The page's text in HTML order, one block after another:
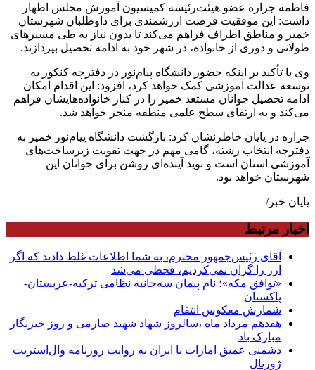
فاطمه جراره عضو هیئت‌رئیسه کمیسیون آموزش مجلس اظهار
داشت: این موفقیت فرصت ارزشمندی برای داوطلبان شهرستان
خمیر و مناطق اطراف فراهم می‌کند تا بدون نیاز به طی مسیرهای
طولانی و دوری از خانواده، در شهر خود به ادامه تحصیل بپردازند.
وی با تأکید بر اینکه حضور دانشگاه پیام‌نور در دفترچه کنکور به
توسعه عدالت آموزشی کمک خواهد کرد، افزود: این اقدام امکان
ادامه تحصیل جوانان مستعد خمیر را در کنار خانواده‌هایشان فراهم
می‌کند و به ارتقای سطح علمی منطقه منجر خواهد شد.
جراره در پایان خاطرنشان کرد: بازگشت دانشگاه پیام‌نور خمیر به
دفترچه انتخاب رشته، گامی مهم در جهت تقویت زیرساخت‌های
آموزشی استان است و نوید آینده‌ای روشن برای جوانان این
شهرستان خواهد بود.
پایان خبر/
اخبار مرتبط
آقای رئیس‌جمهور محترم، به شما اطلاعات غلط دادند که اگر
ارز را گران نمی‌کردیم، قحطی می‌شد
«توافق مکه»؛ نام پیمان سه‌جانبه نظامی ترکیه-عربستان-
پاکستان
شمارش معکوس انتقام
هفدهم مرداد ماه ،سالروز شهاد شهید صارمی و روز خبرنگار
مبارک باد
دشمنی عمیق امارات با ایران به روایت روزنامه وال‌استریت
ژورنال